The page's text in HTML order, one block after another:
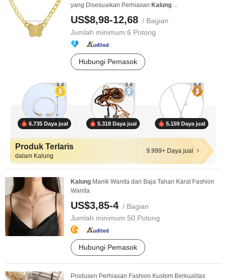
yang Disesuaikan Perhiasan Kalung ...
US$8,98-12,68 / Bagian
Jumlah minimum:6 Potong
Hubungi Pemasok
6.735 Daya jual 5.318 Daya jual 5.159 Daya jual
Produk Terlaris
dalam Kalung
9.999+ Daya jual
Kalung Manik Wanita dari Baja Tahan Karat Fashion
Wanita
US$3,85-4 / Bagian
Jumlah minimum:50 Potong
Hubungi Pemasok
Produsen Perhiasan Fashion Kustom Berkualitas